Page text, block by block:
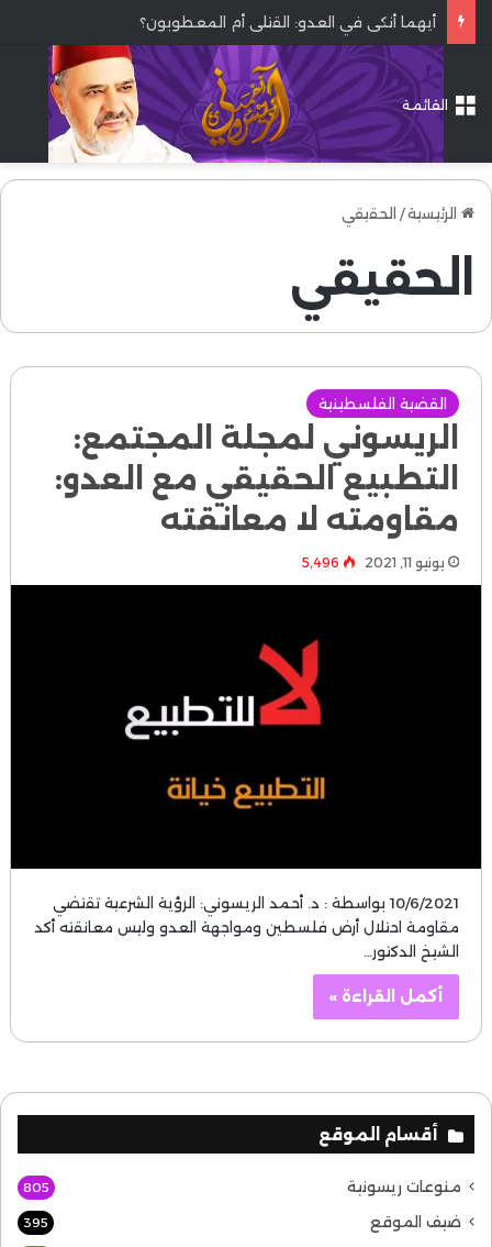
أيهما أنكى في العدو: القتلى أم المعطوبون؟
القائمة
الرئيسية/ الحقيقي
الحقيقي
القضية الفلسطينية
الريسوني لمجلة المجتمع:
التطبيع الحقيقي مع العدو:
مقاومته لا معانقته
يونيو 11, 2021 5٬496
10/6/2021 بواسطة : د. أحمد الريسوني: الرؤية الشرعية تقتضي
مقاومة احتلال أرض فلسطين ومواجهة العدو وليس معانقته أكد
الشيخ الدكتور…
أكمل القراءة »
أقسام الموقع
منوعات ريسونية 805
ضيف الموقع 395